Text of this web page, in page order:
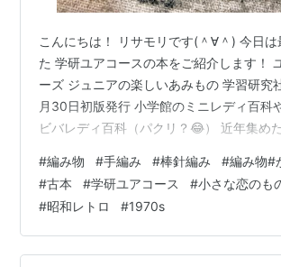
こんにちは！ リサモリです(＾∀＾) 今日は
た 学研ユアコースの本をご紹介します！
ーズ ジュニアの楽しいあみもの 学習研究
月30日初版発行 小学館のミニレディ百科
ビバレディ百科（パクリ？😂） 近年集め
ていたのですが 学研ユアコースシリーズと
たく知らない存在でした。 最近ヤフオクな
していて 存在を知り、 これ見てみたい
ったのですが なかなか高いお値段がつい
戦に負けてゲットできずでした😅 そして
#編み物 #手編み #棒針編み #編み物#
#古本 #学研ユアコース #小さな恋のも
#昭和レトロ #1970s